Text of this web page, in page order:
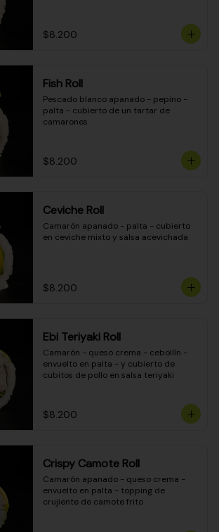
$8.200
Fish Roll
Pescado blanco apanado - pepino -
palta - cubierto de un tartar de
camarones
$8.200
Ceviche Roll
Camarón apanado - palta - cubierto
en ceviche mixto y salsa acevichada
$8.200
Ebi Teriyaki Roll
Camarón - queso crema - cebollín -
envuelto en palta - y cubierto de
cubitos de pollo en salsa teriyaki
$8.200
Crispy Camote Roll
Camarón apanado - queso crema -
envuelto en palta - topping de
crujiente de camote frito